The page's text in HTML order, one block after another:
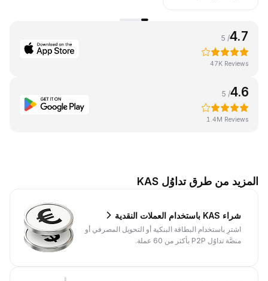
4.7
/ 5
47K Reviews
4.6
/ 5
1.4M Reviews
المزيد من طرق تداوُل KAS
شراء KAS باستخدام العملات النقدية
اشترِ باستخدام البطاقة البنكية أو التحويل المصرفي أو
منصَّة تداوُل P2P بأكثر من 60 عملة.